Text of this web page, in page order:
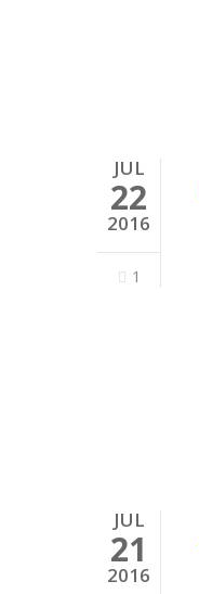
JUL
22
2016
1
JUL
21
2016